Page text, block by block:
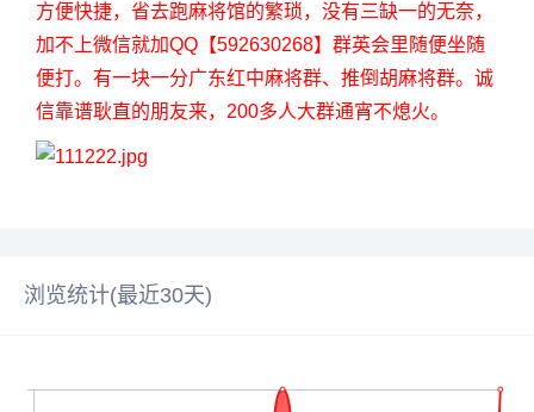
方便快捷，省去跑麻将馆的繁琐，没有三缺一的无奈，
加不上微信就加QQ【592630268】群英会里随便坐随
便打。有一块一分广东红中麻将群、推倒胡麻将群。诚
信靠谱耿直的朋友来，200多人大群通宵不熄火。
浏览统计(最近30天)